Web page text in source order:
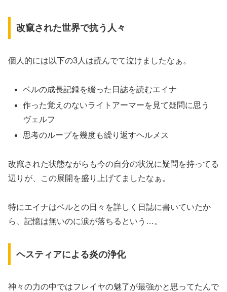
改竄された世界で抗う人々
個人的には以下の3人は読んでて泣けましたなぁ。
ベルの成長記録を綴った日誌を読むエイナ
作った覚えのないライトアーマーを見て疑問に思う
ヴェルフ
思考のループを幾度も繰り返すヘルメス
改竄された状態ながらも今の自分の状況に疑問を持ってる
辺りが、この展開を盛り上げてましたなぁ。
特にエイナはベルとの日々を詳しく日誌に書いていたか
ら、記憶は無いのに涙が落ちるという…。
ヘスティアによる炎の浄化
神々の力の中ではフレイヤの魅了が最強かと思ってたんで